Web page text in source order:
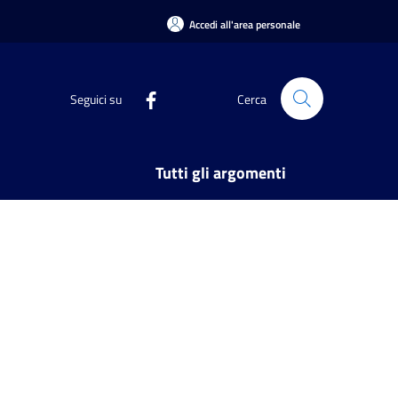
Accedi all'area personale
Seguici su Cerca
Tutti gli argomenti